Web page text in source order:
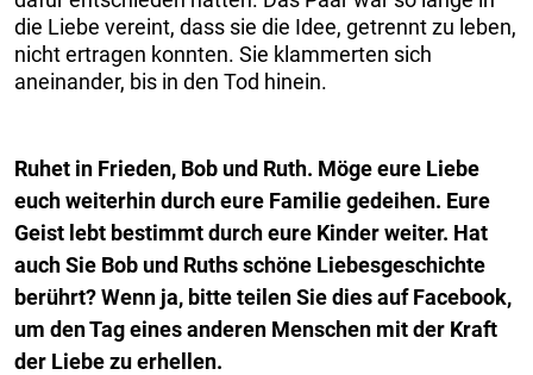
die Liebe vereint, dass sie die Idee, getrennt zu leben,
nicht ertragen konnten. Sie klammerten sich
aneinander, bis in den Tod hinein.
Ruhet in Frieden, Bob und Ruth. Möge eure Liebe
euch weiterhin durch eure Familie gedeihen. Eure
Geist lebt bestimmt durch eure Kinder weiter. Hat
auch Sie Bob und Ruths schöne Liebesgeschichte
berührt? Wenn ja, bitte teilen Sie dies auf Facebook,
um den Tag eines anderen Menschen mit der Kraft
der Liebe zu erhellen.